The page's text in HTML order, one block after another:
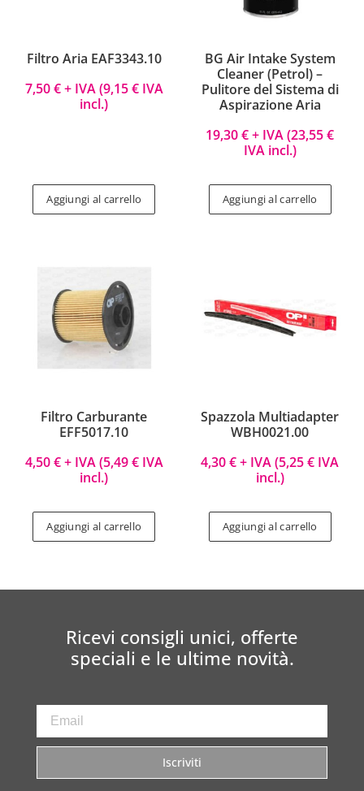
Filtro Aria EAF3343.10
7,50€+ IVA (9,15€IVA
incl.)
Aggiungi al carrello
BG Air Intake System
Cleaner (Petrol) –
Pulitore del Sistema di
Aspirazione Aria
19,30€+ IVA (23,55€
IVA incl.)
Aggiungi al carrello
Filtro Carburante
EFF5017.10
4,50€+ IVA (5,49€IVA
incl.)
Aggiungi al carrello
Spazzola Multiadapter
WBH0021.00
4,30€+ IVA (5,25€ IVA
incl.)
Aggiungi al carrello
Ricevi consigli unici, offerte
speciali e le ultime novità.
Iscriviti